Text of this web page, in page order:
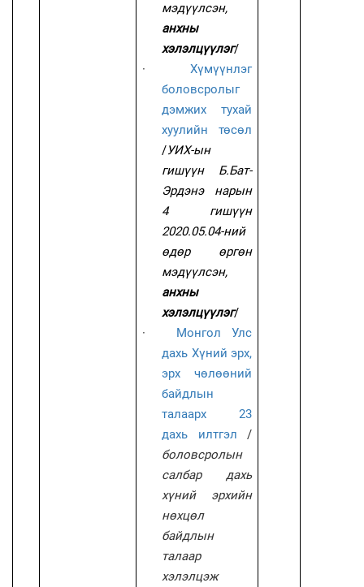
мэдүүлсэн,
анхны
хэлэлцүүлэг/
·
Хүмүүнлэг
боловсролыг
дэмжих тухай
хуулийн төсөл
/УИХ-ын
гишүүн Б.Бат-
Эрдэнэ нарын
4 гишүүн
2020.05.04-ний
өдөр өргөн
мэдүүлсэн,
анхны
хэлэлцүүлэг/
·
Монгол Улс
дахь Хүний эрх,
эрх чөлөөний
байдлын
талаарх 23
дахь илтгэл /
боловсролын
салбар дахь
хүний эрхийн
нөхцөл
байдлын
талаар
хэлэлцэж